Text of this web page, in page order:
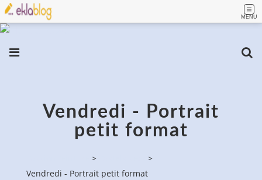
MENU
Vendredi - Portrait
petit format
>
>
Vendredi - Portrait petit format